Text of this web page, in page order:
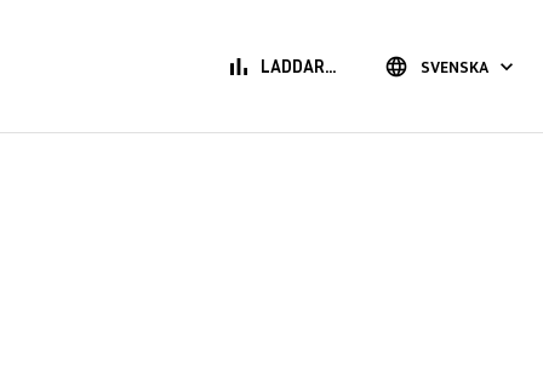
bar_chart LADDAR... language SVENSKA keyboard_arrow_down